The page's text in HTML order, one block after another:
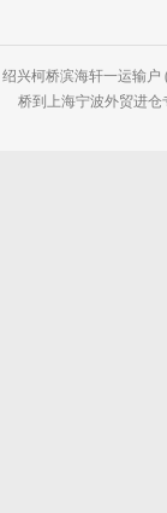
绍兴柯桥滨海轩一运输户
桥到上海宁波外贸进仓